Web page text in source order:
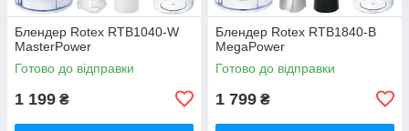
Блендер Rotex RTB1040-W
MasterPower
Готово до відправки
1 199 ₴
Блендер Rotex RTB1840-B
MegaPower
Готово до відправки
1 799 ₴